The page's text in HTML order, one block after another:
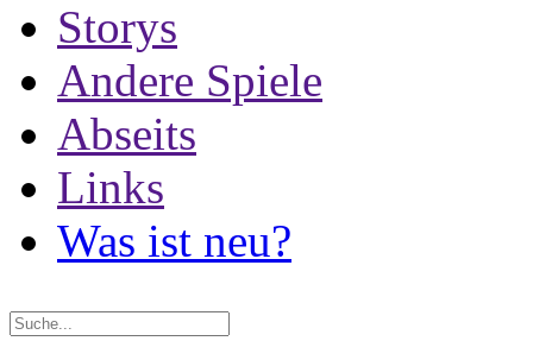
Storys
Andere Spiele
Abseits
Links
Was ist neu?